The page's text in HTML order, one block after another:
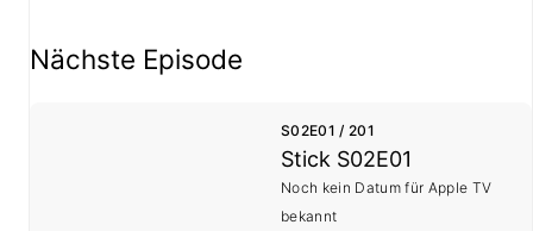
Nächste Episode
S02E01 / 201
Stick S02E01
Noch kein Datum für Apple TV
bekannt